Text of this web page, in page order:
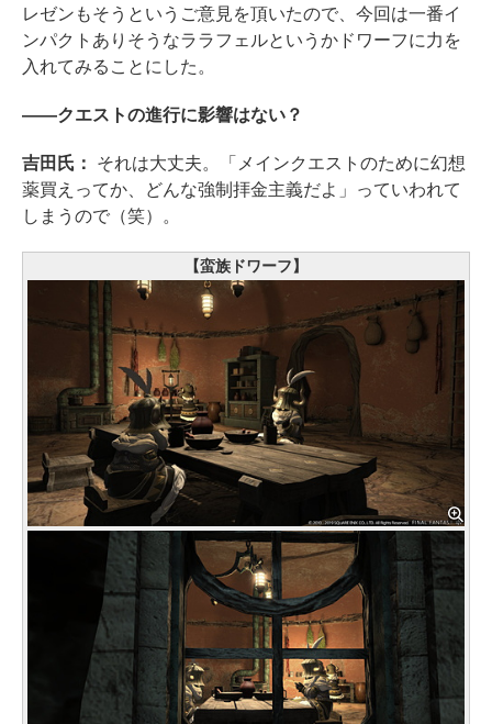
レゼンもそうというご意見を頂いたので、今回は一番イ
ンパクトありそうなララフェルというかドワーフに力を
入れてみることにした。
――クエストの進行に影響はない？
吉田氏： それは大丈夫。「メインクエストのために幻想
薬買えってか、どんな強制拝金主義だよ」っていわれて
しまうので（笑）。
【蛮族ドワーフ】